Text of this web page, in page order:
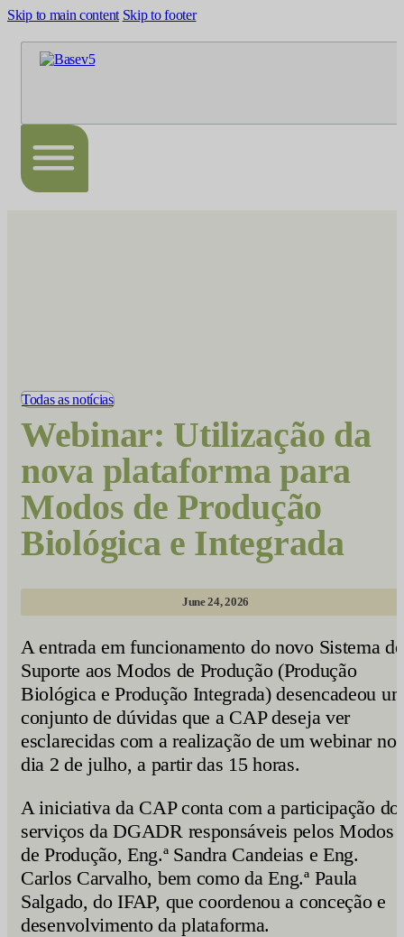
Skip to main content Skip to footer
Todas as notícias
Webinar: Utilização da
nova plataforma para
Modos de Produção
Biológica e Integrada
June 24, 2026
A entrada em funcionamento do novo Sistema de
Suporte aos Modos de Produção (Produção
Biológica e Produção Integrada) desencadeou
conjunto de dúvidas que a CAP deseja ver
esclarecidas com a realização de um webinar no
dia 2 de julho, a partir das 15 horas.
A iniciativa da CAP conta com a participação
serviços da DGADR responsáveis pelos Modos
de Produção, Eng.ª Sandra Candeias e Eng.
Carlos Carvalho, bem como da Eng.ª Paula
Salgado, do IFAP, que coordenou a conceção e
desenvolvimento da plataforma.